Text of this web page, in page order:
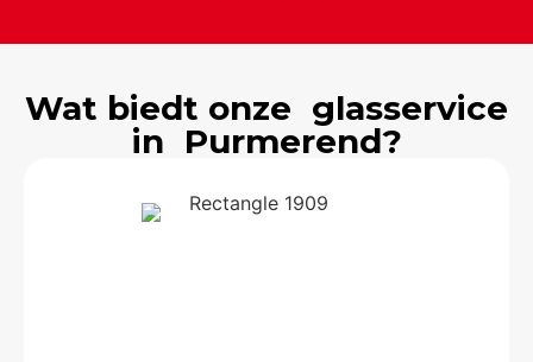
Wat biedt onze glasservice
in Purmerend?